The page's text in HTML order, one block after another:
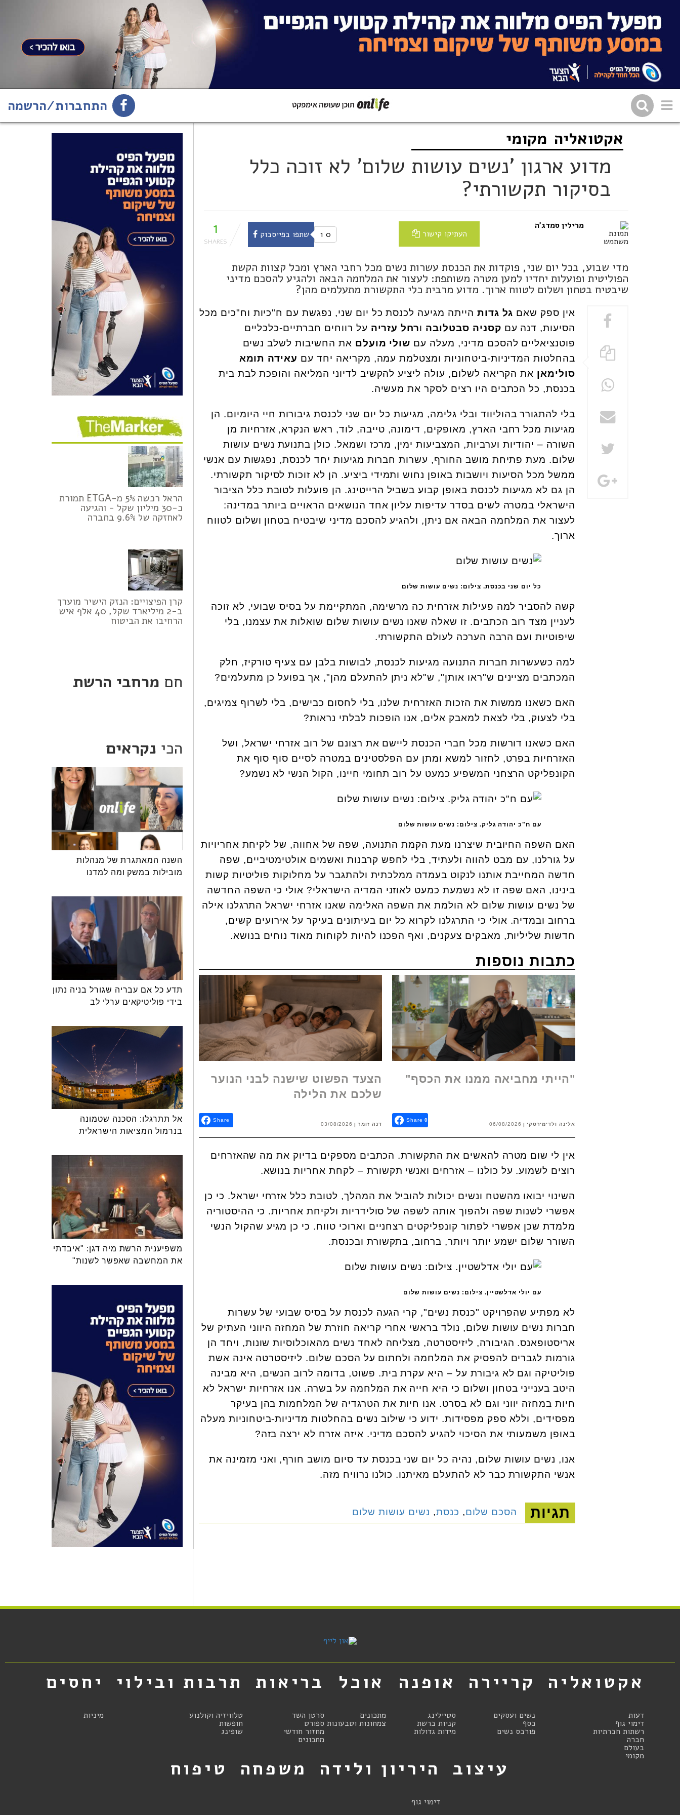
התחברות/הרשמה
שתפו בפייסבוק הירשמו לניוזלטר 1 אקטואליה מקומי
מדוע ארגון 'נשים עושות שלום' לא זוכה כלל
בסיקור תקשורתי?
מרילין סמדג'ה
העתיקו קישור 0 שתפו בפייסבוק 1
מדי שבוע, בכל יום שני, פוקדות את הכנסת עשרות נשים מכל רחבי הארץ ומכל קצוות הקשת
הפוליטית ופועלות יחדיו למען מטרה משותפת: לעצור את המלחמה הבאה ולהגיע להסכם מדיני
שיבטיח בטחון ושלום לטווח ארוך. מדוע מרבית כלי התקשורת מתעלמים מהן?
אין ספק שאם גל גדות הייתה מגיעה לכנסת כל יום שני, נפגשת עם ח"כיות וח"כים מכל
הסיעות, דנה עם קסניה סבטלובה ורחל עזריה על רווחים חברתיים-כלכליים
פוטנציאליים להסכם מדיני, מעלה עם שולי מועלם את החשיבות לשלב נשים
בהחלטות המדיניות-ביטחוניות ומצטלמת עמה, מקריאה יחד עם עאידה תומא
סולימאן את הקריאה לשלום, עולה ליציע להקשיב לדיוני המליאה והופכת לבת בית
בכנסת, כל הכתבים היו רצים לסקר את מעשיה.
בלי להתגורר בהוליווד ובלי גלימה, מגיעות כל יום שני לכנסת גיבורות חיי היומיום. הן
מגיעות מכל רחבי הארץ, מאופקים, דימונה, טייבה, לוד, ראש הנקרא, אזרחיות מן
השורה – יהודיות וערביות, המצביעות ימין, מרכז ושמאל. כולן בתנועת נשים עושות
שלום. מעת פתיחת מושב החורף, עשרות חברות מגיעות יחד לכנסת, נפגשות עם אנשי
ממשל מכל הסיעות ויושבות באופן נחוש ותמידי ביציע. הן לא זוכות לסיקור תקשורתי.
הן גם לא מגיעות לכנסת באופן קבוע בשביל הרייטינג. הן פועלות לטובת כלל הציבור
הישראלי במטרה לשים בסדר עדיפות עליון אחד הנושאים הראויים ביותר במדינה:
לעצור את המלחמה הבאה אם ניתן, ולהגיע להסכם מדיני שיבטיח בטחון ושלום לטווח
ארוך.
כל יום שני בכנסת. צילום: נשים עושות שלום
קשה להסביר למה פעילות אזרחית כה מרשימה, המתקיימת על בסיס שבועי, לא זוכה
לעניין מצד רוב הכתבים. זו שאלה שאנו נשים עושות שלום שואלות את עצמנו, בלי
שיפוטיות ועם הרבה הערכה לעולם התקשורתי.
למה כשעשרות חברות התנועה מגיעות לכנסת, לבושות בלבן עם צעיף טורקיז, חלק
המכתבים מציינים ש"ראו אותן", ש"לא ניתן להתעלם מהן", אך בפועל כן מתעלמים?
האם כשאנו ממשות את הזכות האזרחית שלנו, בלי לחסום כבישים, בלי לשרוף צמיגים,
בלי לצעוק, בלי לצאת למאבק אלים, אנו הופכות לבלתי נראות?
האם כשאנו דורשות מכל חברי הכנסת ליישם את רצונם של רוב אזרחי ישראל, ושל
האזרחיות בפרט, לחזור למשא ומתן עם הפלסטינים במטרה לסיים סוף סוף את
הקונפליקט הרצחני המשפיע כמעט על רוב תחומי חיינו, הקול הנשי לא נשמע?
עם ח"כ יהודה גליק. צילום: נשים עושות שלום
האם השפה החיובית שיצרנו מעת הקמת התנועה, שפה של אחווה, של לקיחת אחריויות
על גורלנו, עם מבט להווה ולעתיד, בלי לחפש קרבנות ואשמים אולטימטיביים, שפה
חדשה המחייבת אותנו לנקוט בעמדה ממלכתית ולהתגבר על מחלוקות פוליטיות קשות
בינינו, האם שפה זו לא נשמעת כמעט לאוזני המדיה הישראלי? אולי כי השפה החדשה
של נשים עושות שלום לא הולמת את השפה האלימה שאנו אזרחי ישראל התרגלנו אילה
ברחוב ובמדיה. אולי כי התרגלנו לקרוא כל יום בעיתונים בעיקר על אירועים קשים,
חדשות שליליות, מאבקים צעקנים, ואף הפכנו להיות לקוחות מאוד נוחים בנושא.
כתבות נוספות
"הייתי מחביאה ממנו את הכסף"
אלינה ולדימירסקי 06/08/2026
Share 0
הצעד הפשוט שישנה לבני הנוער
שלכם את הלילה
דנה זומר 03/08/2026
Share
אין לי שום מטרה להאשים את התקשורת. הכתבים מספקים בדיוק את מה שהאזרחים
רוצים לשמוע. על כולנו – אזרחים ואנשי תקשורת – לקחת אחריות בנושא.
השינוי יבואו מהשטח ונשים יכולות להוביל את המהלך, לטובת כלל אזרחי ישראל. כי כן
אפשרי לשנות שפה ולהפוך אותה לשפה של סולידריות ולקיחת אחריות. כי ההיסטוריה
מלמדת שכן אפשרי לפתור קונפליקטים רצחניים וארוכי טווח. כי כן מגיע שהקול הנשי
השורר שלום ישמע יותר ויותר, ברחוב, בתקשורת ובכנסת.
עם יולי אדלשטיין. צילום: נשים עושות שלום
לא מפתיע שהפרויקט "כנסת נשים", קרי הגעה לכנסת על בסיס שבועי של עשרות
חברות נשים עושות שלום, נולד בראשי אחרי קריאה חוזרת של המחזה היווני העתיק של
אריסטופאנס. הגיבורה, ליזיסטרטה, מצליחה לאחד נשים מהאוכלוסיות שונות, ויחד הן
גורמות לגברים להפסיק את המלחמה ולחתום על הסכם שלום. ליזיסטרטה אינה אשת
פוליטיקה וגם לא גיבורת על – היא עקרת בית. פשוט, בדומה לרוב הנשים, היא מבינה
היטב בענייני בטחון ושלום כי היא חייה את המלחמה על בשרה. אנו אזרחיות ישראל לא
חיות במחזה יווני וגם לא בסרט. אנו חיות את הטרגדיה של המלחמות בהן בעיקר
מפסידים, וללא ספק מפסידות. ידוע כי שילוב נשים בהחלטות מדיניות-ביטחוניות מעלה
באופן משמעותי את הסיכוי להגיע להסכם מדיני. איזה אזרח לא ירצה בזה?
אנו, נשים עושות שלום, נהיה כל יום שני בכנסת עד סיום מושב חורף, ואני מזמינה את
אנשי התקשורת כבר לא להתעלם מאיתנו. כולנו נרוויח מזה.
תגיות הסכם שלום, כנסת, נשים עושות שלום
הראל רכשה 5% מ-ETGA תמורת
כ-30 מיליון שקל - והגיעה
לאחזקה של 9.6% בחברה
קרן הפיצויים: הנזק הישיר מוערך
ב-2 מיליארד שקל, 40 אלף איש
הרחיבו את הביטוח
חם מרחבי הרשת
הכי נקראים
השנה המאתגרת של מנהלות
מובילות במשק ומה למדנו
תדע כל אם עבריה שגורל בניה נתון
בידי פוליטיקאים ערלי לב
אל תתרגלו: הסכנה שטמונה
בנרמול המציאות הישראלית
משפיענית הרשת מיה דגן: "איבדתי
את המחשבה שאפשר לשנות"
אקטואליה
דעות
דימוי גוף
רשתות חברתיות
חברה
בעולם
מקומי
קריירה
נשים ועסקים
כסף
פורבס נשים
אופנה
סטיילינג
קניות ברשת
מידות גדולות
אוכל
מתכונים
צמחונות וטבעונות
בריאות
סרטן השד
ספורט
מחזור חודשי
מתכונים
תרבות ובילוי
טלוויזיה וקולנוע
חופשות
שופינג
יחסים
מיניות
עיצוב היריון ולידה
דימוי גוף
משפחה טיפוח